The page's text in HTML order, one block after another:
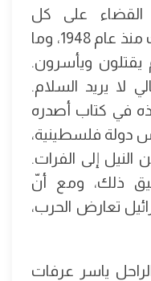
القضاء على كل
الفلسطينيين. هم حاولوا ذلك منذ عام 1948، وما
يقتلون ويأسرون.
لا يريد السلام.
في كتاب أصدره
دولة فلسطينية،
النيل إلى الفرات.
ذلك، ومع أنّ
تعارض الحرب،
الراحل ياسر عرفات